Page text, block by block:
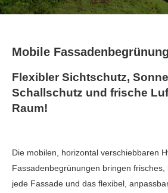
Mobile
Flexibler Sichtschutz,
Schallschutz und frische
Raum!
Die mobilen, horizontal verschiebbaren
Fassadenbegrünungen bringen frisches,
jede Fassade und das flexibel,